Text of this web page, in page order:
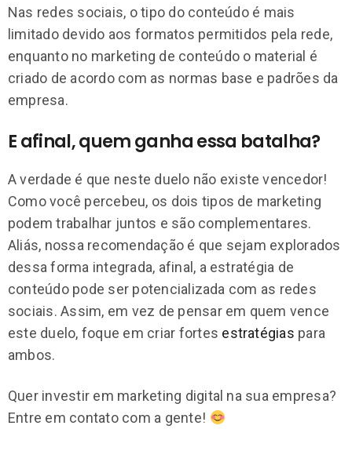
Nas redes sociais, o tipo do conteúdo é mais
limitado devido aos formatos permitidos pela rede,
enquanto no marketing de conteúdo o material é
criado de acordo com as normas base e padrões da
empresa.
E afinal, quem ganha essa batalha?
A verdade é que neste duelo não existe vencedor!
Como você percebeu, os dois tipos de marketing
podem trabalhar juntos e são complementares.
Aliás, nossa recomendação é que sejam explorados
dessa forma integrada, afinal, a estratégia de
conteúdo pode ser potencializada com as redes
sociais. Assim, em vez de pensar em quem vence
este duelo, foque em criar fortes estratégias para
ambos.
Quer investir em marketing digital na sua empresa?
Entre em contato com a gente!